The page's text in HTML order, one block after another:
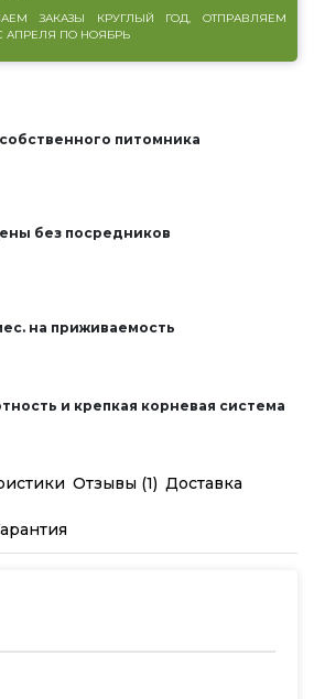
ЗАКАЗЫ КРУГЛЫЙ ГОД, ОТПРАВЛЯЕМ
АПРЕЛЯ ПО НОЯБРЬ
питомника
без посредников
на приживаемость
и крепкая корневая система
Отзывы (1) Доставка